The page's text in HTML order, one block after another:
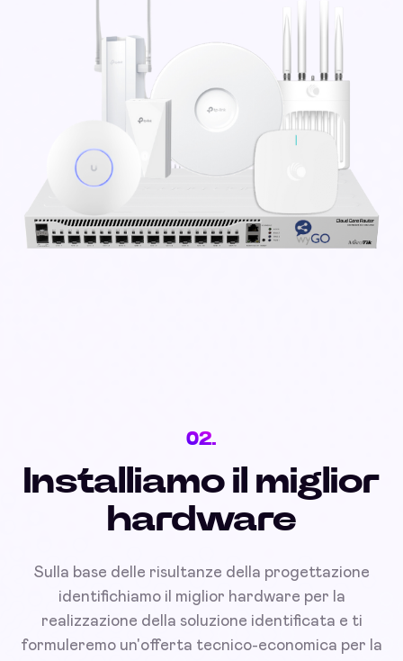
02.
Installiamo il miglior
hardware
Sulla base delle risultanze della progettazione
identifichiamo il miglior hardware per la
realizzazione della soluzione identificata e ti
formuleremo un'offerta tecnico-economica per la